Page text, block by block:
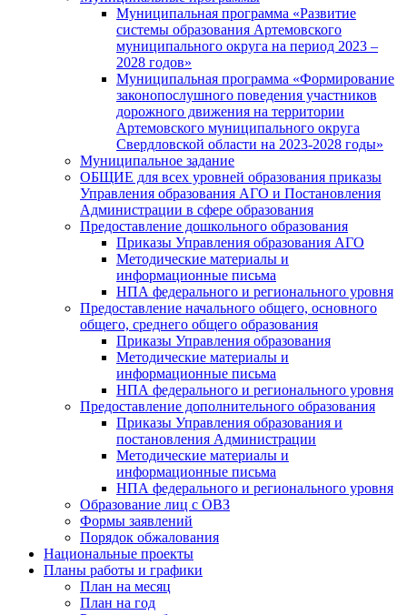
Муниципальная программа «Развитие
системы образования Артемовского
муниципального округа на период 2023 –
2028 годов»
Муниципальная программа «Формирование
законопослушного поведения участников
дорожного движения на территории
Артемовского муниципального округа
Свердловской области на 2023-2028 годы»
Муниципальное задание
ОБЩИЕ для всех уровней образования приказы
Управления образования АГО и Постановления
Администрации в сфере образования
Предоставление дошкольного образования
Приказы Управления образования АГО
Методические материалы и
информационные письма
НПА федерального и регионального уровня
Предоставление начального общего, основного
общего, среднего общего образования
Приказы Управления образования
Методические материалы и
информационные письма
НПА федерального и регионального уровня
Предоставление дополнительного образования
Приказы Управления образования и
постановления Администрации
Методические материалы и
информационные письма
НПА федерального и регионального уровня
Образование лиц с ОВЗ
Формы заявлений
Порядок обжалования
Национальные проекты
Планы работы и графики
План на месяц
План на год